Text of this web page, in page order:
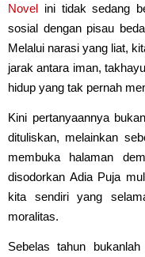
Novel ini tidak sedang
sosial dengan pisau
Melalui narasi yang liat,
jarak antara iman,
hidup yang tak pernah
Kini pertanyaannya
dituliskan, melainkan
membuka halaman
disodorkan Adia Puja
kita sendiri yang
moralitas.
Sebelas tahun